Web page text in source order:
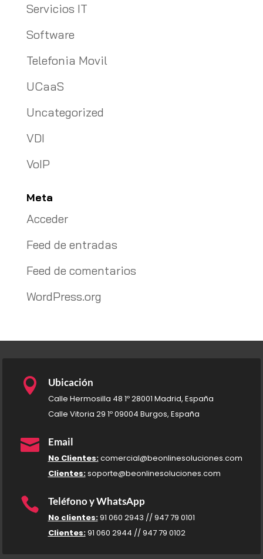
Servicios IT
Software
Telefonia Movil
UCaaS
Uncategorized
VDI
VoIP
Meta
Acceder
Feed de entradas
Feed de comentarios
WordPress.org
 Ubicación
Calle Hermosilla 48 1º 28001 Madrid, España
Calle Vitoria 29 1º 09004 Burgos, España
 Email
No Clientes:comercial@beonlinesoluciones.com
Clientes:soporte@beonlinesoluciones.com
 Teléfono y WhatsApp
No clientes:91 060 2943 // 947 79 0101
Clientes:91 060 2944 // 947 79 0102